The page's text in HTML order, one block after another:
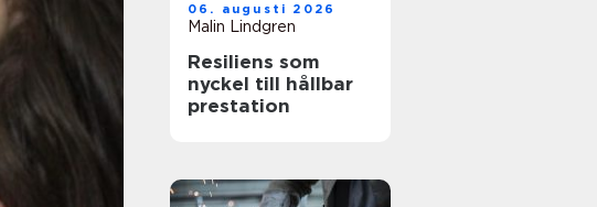
06. augusti 2026
Malin Lindgren
Resiliens som
nyckel till hållbar
prestation